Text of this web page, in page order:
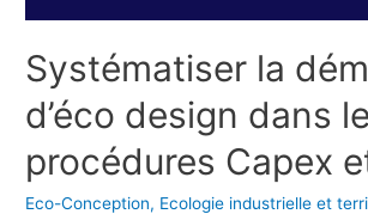
Systématiser la
d’éco design dans
procédures Capex
Eco-Conception, Ecologie industrielle et